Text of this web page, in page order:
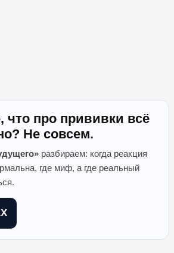
что про прививки всё
Не совсем.
разбираем: когда реакция
где миф, а где реальный